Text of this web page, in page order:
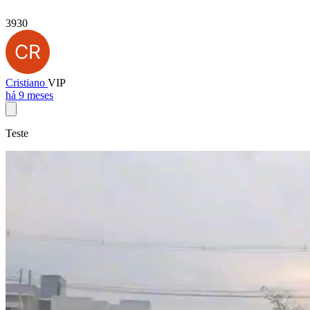
3930
Cristiano VIP
há 9 meses
Teste